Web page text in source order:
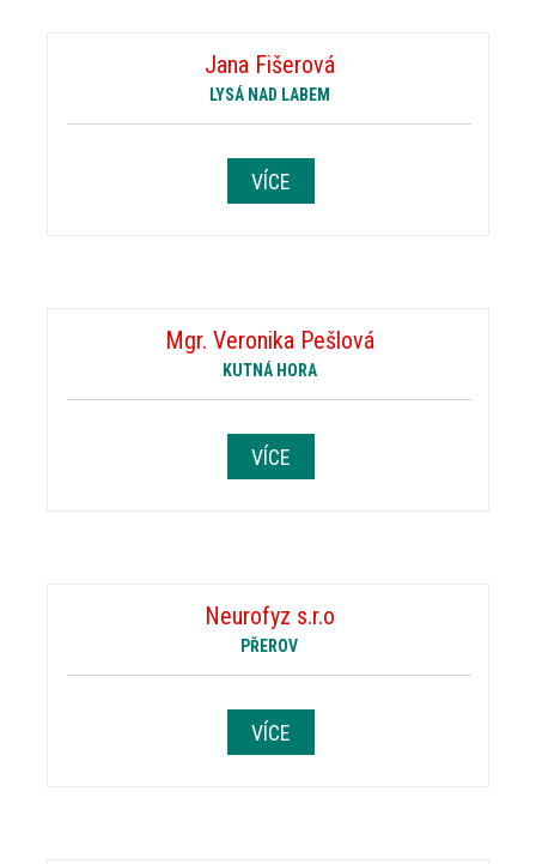
Jana Fišerová
LYSÁ NAD LABEM
VÍCE
Mgr. Veronika Pešlová
KUTNÁ HORA
VÍCE
Neurofyz s.r.o
PŘEROV
VÍCE